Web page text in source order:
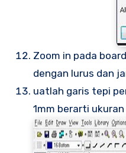
Zoom in pada
dengan lurus dan
uatlah garis tepi
1mm berarti